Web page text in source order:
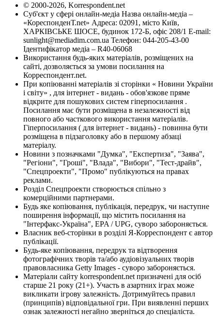
© 2000-2026, Korrespondent.net
Суб'єкт у сфері онлайн-медіа Назва онлайн-медіа –
«КореспонденТ.net» Адреса: 02091, місто Київ,
ХАРКІВСЬКЕ ШОСЕ, будинок 172-Б, офіс 208/1 E-mail:
sunlight@mediadim.com.ua Телефон: 044-205-43-00
Ідентифікатор медіа – R40-06068
Використання будь-яких матеріалів, розміщених на
сайті, дозволяється за умови посилання на
Корреспондент.net.
При копіюванні матеріалів зі сторінки « Новини України
і світу» , для інтернет - видань - обов'язкове пряме
відкрите для пошукових систем гіперпосилання .
Посилання має бути розміщена в незалежності від
повного або часткового використання матеріалів.
Гіперпосилання ( для інтернет - видань) - повинна бути
розміщена в підзаголовку або в першому абзаці
матеріалу.
Новини з позначками "Думка", "Експертиза", "Заява",
"Регіони", "Гроші", "Влада", "Вибори", "Тест-драйв",
"Спецпроекти", "Промо" публікуються на правах
реклами.
Розділ Спецпроекти створюється спільно з
комерційними партнерами.
Будь яке копіювання, публікація, передрук, чи наступне
поширення інформації, що містить посилання на
"Інтерфакс-Україна", EPA / UPG, суворо забороняється.
Власник веб-сторінки в розділі Я-Корреспондент є автор
публікації.
Будь-яке копіювання, передрук та відтворення
фотографічних творів та/або аудіовізуальних творів
правовласника Getty Images - суворо забороняється.
Матеріали сайту korrespondent.net призначені для осіб
старше 21 року (21+). Участь в азартних іграх може
викликати ігрову залежність. Дотримуйтесь правил
(принципів) відповідальної гри. При виявленні перших
ознак залежності негайно зверніться до спеціаліста.